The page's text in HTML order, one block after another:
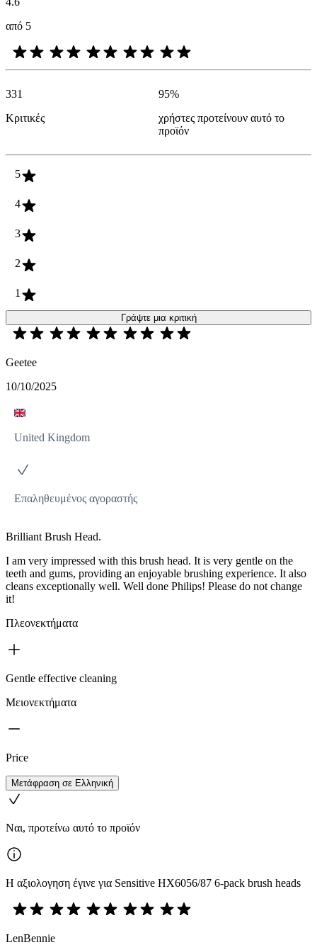
από 5
331
Κριτικές
95%
χρήστες προτείνουν αυτό το
προϊόν
5
4
3
2
1
Γράψτε μια κριτική
Geetee
10/10/2025
United Kingdom
Επαληθευμένος αγοραστής
Brilliant Brush Head.
I am very impressed with this brush head. It is very gentle on the
teeth and gums, providing an enjoyable brushing experience. It also
cleans exceptionally well. Well done Philips! Please do not change
it!
Πλεονεκτήματα
Gentle effective cleaning
Μειονεκτήματα
Price
Μετάφραση σε Ελληνική
Ναι, προτείνω αυτό το προϊόν
Η αξιολογηση έγινε για Sensitive HX6056/87 6-pack brush heads
LenBennie